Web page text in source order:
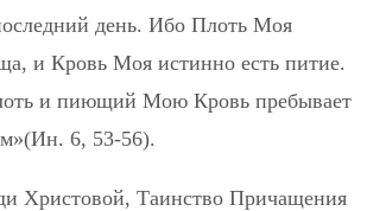
день. Ибо Плоть Моя
и Кровь Моя истинно есть питие.
и пиющий Мою Кровь пребывает
6, 53-56).
Христовой, Таинство Причащения